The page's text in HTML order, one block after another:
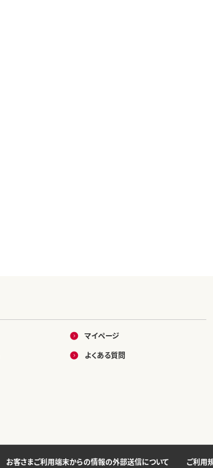
マイページ
よくある質問
お客さまご利用端末からの情報の外部送信について ご利用